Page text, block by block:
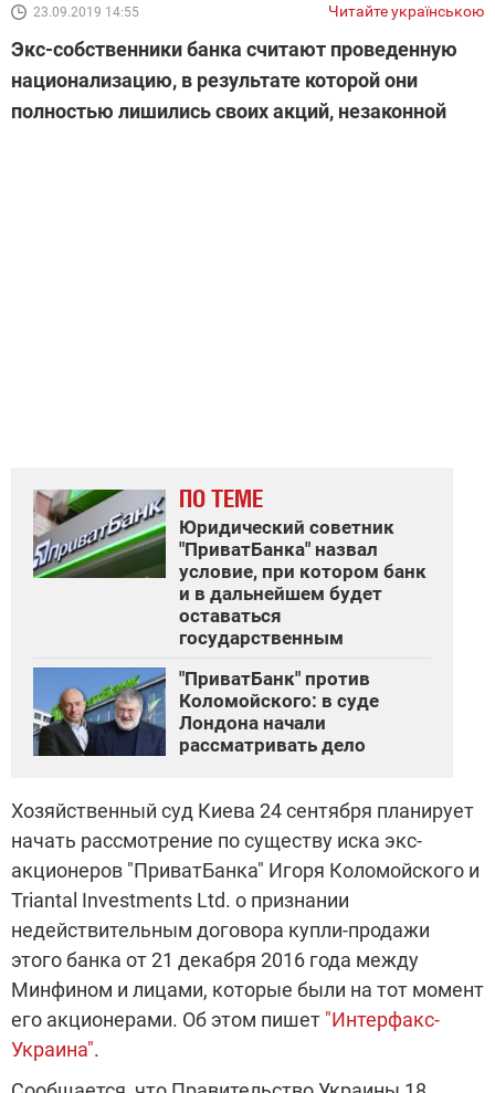
23.09.2019 14:55 Читайте українською
Экс-собственники банка считают проведенную
национализацию, в результате которой они
полностью лишились своих акций, незаконной
ПО ТЕМЕ
Юридический советник
"ПриватБанка" назвал
условие, при котором банк
и в дальнейшем будет
оставаться
государственным
"ПриватБанк" против
Коломойского: в суде
Лондона начали
рассматривать дело
Хозяйственный суд Киева 24 сентября планирует
начать рассмотрение по существу иска экс-
акционеров "ПриватБанка" Игоря Коломойского и
Triantal Investments Ltd. о признании
недействительным договора купли-продажи
этого банка от 21 декабря 2016 года между
Минфином и лицами, которые были на тот момент
его акционерами. Об этом пишет "Интерфакс-
Украина".